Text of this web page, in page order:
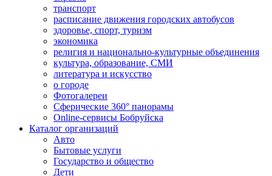
транспорт
расписание движения городских автобусов
здоровье, спорт, туризм
экономика
религия и национально-культурные объединения
культура, образование, СМИ
литература и искусство
о городе
Фотогалереи
Сферические 360° панорамы
Online-сервисы Бобруйска
Каталог организаций
Авто
Бытовые услуги
Государство и общество
Дети